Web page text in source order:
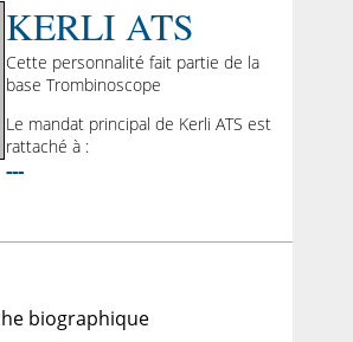
KERLI ATS
Cette personnalité fait partie de la
base Trombinoscope
Le mandat principal de Kerli ATS est
rattaché à :
---
biographique